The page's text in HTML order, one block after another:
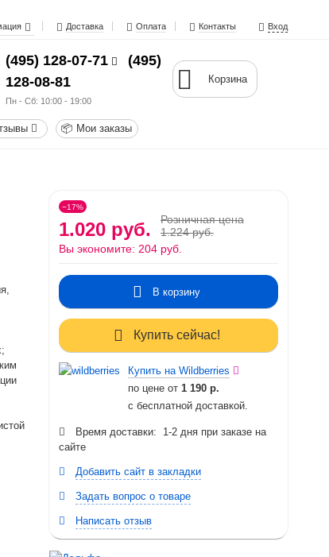
Доставка Оплата Контакты Вход
(495) 128-07-71
(495)
128-08-81
Пн - Cб: 10:00 - 19:00
Корзина
📦 Мои заказы
−17%
1.020 руб.
Розничная цена
1.224 руб.
Вы экономите: 204 руб.
В корзину
Купить сейчас!
Купить на Wildberries
по цене от 1 190 р.
с бесплатной доставкой.
Время доставки: 1-2 дня при заказе на
сайте
Добавить сайт в закладки
Задать вопрос о товаре
Написать отзыв